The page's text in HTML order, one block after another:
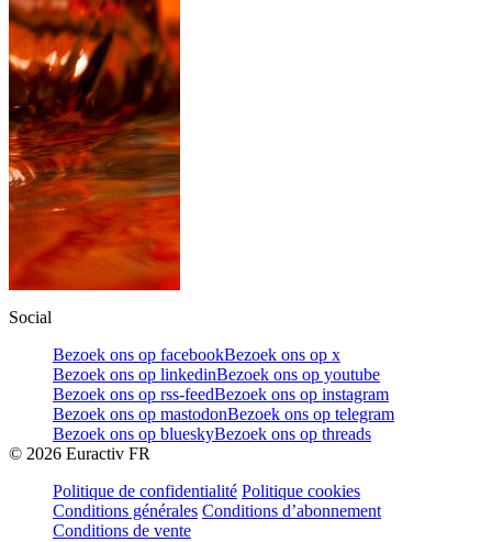
Social
Bezoek ons op facebookBezoek ons op x
Bezoek ons op linkedinBezoek ons op youtube
Bezoek ons op rss-feedBezoek ons op instagram
Bezoek ons op mastodonBezoek ons op telegram
Bezoek ons op blueskyBezoek ons op threads
© 2026 Euractiv FR
Politique de confidentialité Politique cookies
Conditions générales Conditions d’abonnement
Conditions de vente